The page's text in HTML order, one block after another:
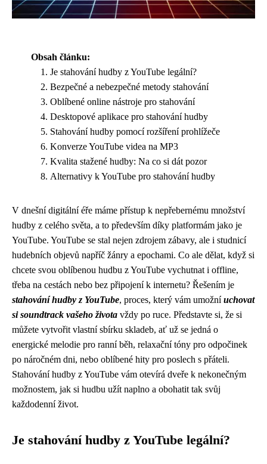
Obsah článku:
Je stahování hudby z YouTube legální?
Bezpečné a nebezpečné metody stahování
Oblíbené online nástroje pro stahování
Desktopové aplikace pro stahování hudby
Stahování hudby pomocí rozšíření prohlížeče
Konverze YouTube videa na MP3
Kvalita stažené hudby: Na co si dát pozor
Alternativy k YouTube pro stahování hudby
V dnešní digitální éře máme přístup k nepřebernému množství
hudby z celého světa, a to především díky platformám jako je
YouTube. YouTube se stal nejen zdrojem zábavy, ale i studnicí
hudebních objevů napříč žánry a epochami. Co ale dělat, když si
chcete svou oblíbenou hudbu z YouTube vychutnat i offline,
třeba na cestách nebo bez připojení k internetu? Řešením je
stahování hudby z YouTube, proces, který vám umožníuchovat
si soundtrack vašeho života vždy po ruce. Představte si, že si
můžete vytvořit vlastní sbírku skladeb, ať už se jedná o
energické melodie pro ranní běh, relaxační tóny pro odpočinek
po náročném dni, nebo oblíbené hity pro poslech s přáteli.
Stahování hudby z YouTube vám otevírá dveře k nekonečným
možnostem, jak si hudbu užít naplno a obohatit tak svůj
každodenní život.
Je stahování hudby z YouTube legální?